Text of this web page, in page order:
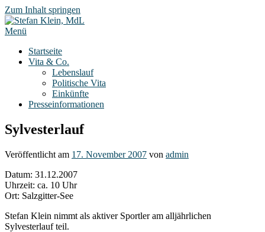
Zum Inhalt springen
Menü
Startseite
Vita & Co.
Lebenslauf
Politische Vita
Einkünfte
Presseinformationen
Sylvesterlauf
Veröffentlicht am 17. November 2007 von admin
Datum: 31.12.2007
Uhrzeit: ca. 10 Uhr
Ort: Salzgitter-See
Stefan Klein nimmt als aktiver Sportler am alljährlichen
Sylvesterlauf teil.